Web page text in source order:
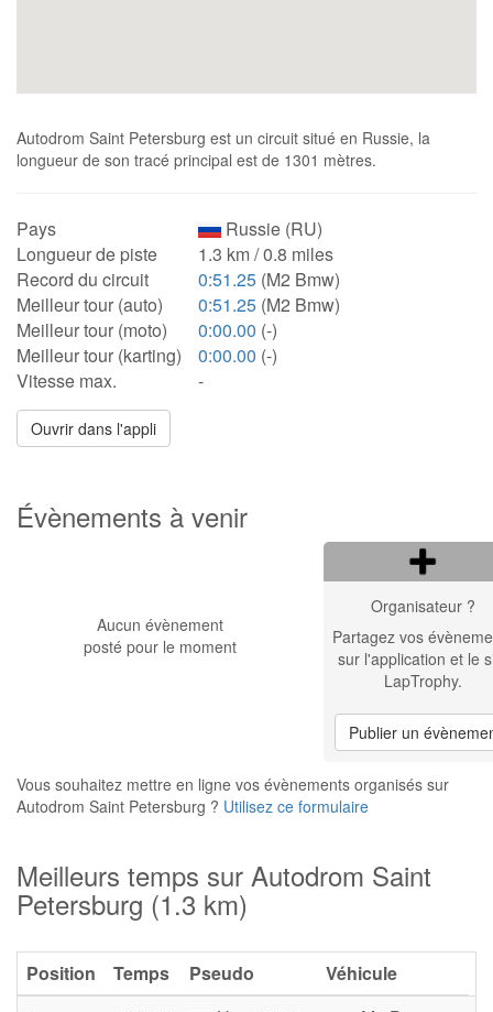
Autodrom Saint Petersburg est un circuit situé en Russie, la
longueur de son tracé principal est de 1301 mètres.
Pays
Russie (RU)
Longueur de piste
1.3 km / 0.8 miles
Record du circuit
0:51.25 (M2 Bmw)
Meilleur tour (auto)
0:51.25 (M2 Bmw)
Meilleur tour (moto)
0:00.00 (-)
Meilleur tour (karting)
0:00.00 (-)
Vitesse max.
-
Ouvrir dans l'appli
Évènements à venir
Aucun évènement
posté pour le moment
Organisateur ?
Partagez vos
sur l'application et le
LapTrophy.
Publier un
Vous souhaitez mettre en ligne vos évènements organisés sur
Autodrom Saint Petersburg ? Utilisez ce formulaire
Meilleurs temps sur Autodrom Saint
Petersburg (1.3 km)
Position Temps Pseudo
Véhicule